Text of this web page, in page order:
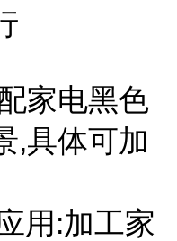
家电黑色
,具体可加
用:加工家